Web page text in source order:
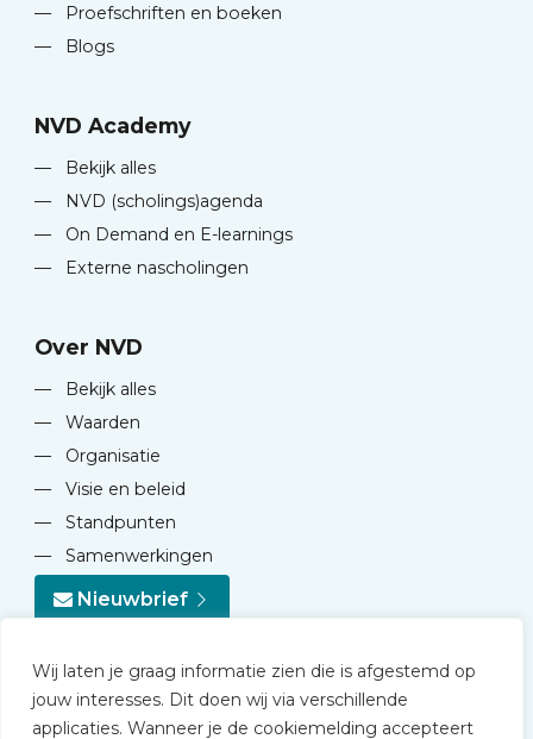
Wij laten je graag informatie zien die is afgestemd op
jouw interesses. Dit doen wij via verschillende
applicaties. Wanneer je de cookiemelding accepteert
—
Proefschriften en boeken
—
Blogs
NVD Academy
—
Bekijk alles
—
NVD (scholings)agenda
—
On Demand en E-learnings
—
Externe nascholingen
Over NVD
—
Bekijk alles
—
Waarden
—
Organisatie
—
Visie en beleid
—
Standpunten
—
Samenwerkingen
Nieuwbrief